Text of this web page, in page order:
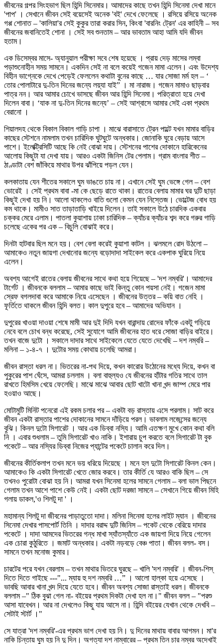
জীবনের গল্পর সিংহভাগ ছিল হিন্দি সিনেমার। আমাদের কাছে তখন হিন্দি সিনেমা দেখা মানে
'পাপ' । সেখানে জীবন সেই বয়েসেই অনেক 'বই' দেখে ফেলেছে । রসিয়ে রসিয়ে অনেক
গপ্প শোনাত – 'কালিয়া'র সেই কুকুর তারা করার সিন, কিংবা 'বারনিং ট্রেন' এর কাহিনী – সব
জীবনের জবানিতেই শোনা । সেই সব শুনতাম – আর ভাবতাম আহা আমি যদি জীবন
হতাম।
এক ডিসেম্বর মাসে- অ্যানুয়াল পরীক্ষা সবে শেষ হয়েছে । প্রায় দেড় মাসের লম্বা
পড়াশুনোহীন সময় সামনে। একদিন সেই না বলে কয়েই গজেন মামা এলেন। এবং উদেশ্য
বিহীন ভাগ্নেকে দেখে পেড়েই ফেললেন কথাটা বুনের কাছে … যার সোজা মর্ম হল – ‘
তোর পোলাটারে দু-তিন দিনের জন্যে লয়্যা যাই” । মা নারাজ। গজেন মামাও ছাড়বার
পাত্র নন। আর আমার চোখে ভাসছে জীবন আর হিন্দি সিনেমা। পরিত্রাতা হয়ে দেখা
দিলেন বাবা। ‘যাক না দু-তিন দিনের জন্যে’ – সেই আশ্বাসে আমার সেই একা প্রথম
বেরানো ।
শিয়ালদহ থেকে বিকাল বিকাল গাড়ি চাপা । মাঝে বারাসাতে ট্রেন পাল্টে যখন মামার বাড়ির
কাছের স্টেশনে নামলাম তখন চারিদিক ঘুটঘুটে অন্ধকার। জোনাকি ঘুরে বেড়ায় আসে
পাশে। ইলেক্ট্রিসিটি আছে কি নেই বোঝা দায়। স্টেশনের পাশের দোকানে হারিকেনের
আলোয় কিছুটা যা দেখা যায়। আরও একটা জিনিস টের পেলাম। গ্রাম বাংলার শীত –
ঠাণ্ডাটা বেশ জাঁকিয়ে মাথার উপর ঝাঁপিয়ে পড়ল যেন।
কলকাতায় যেন শীতের সকালে ঘুম ভাঙতে চায় না। এখানে সেই ঘুম ভেঙ্গে গেল – বেশ
ভোরেই । সেই প্রথম বাবা -মা কে ছেড়ে রাতে থাকা। রাতের বেলায় মামার ঘর দুটি ছাড়া
কিছুই দেখা হয় নি। আলো থাকলেও বাতি গুলো কেমন যেন নিস্তেজ। ভোল্টেজ বোধ হয়
কম থাকে। মামীও সাত তাড়াতাড়ি খাইয়ে দিলেন। তাই সকালে উঠে চারদিক একবার
চক্কর মেরে এলাম। পাতলা কুয়াশায় ঢাকা চারিদিক – ক্যাঁচর ক্যাঁচর শব্দ করে গরুর গাড়ি
চলেছে একের পর এক – বিচুলি বোঝাই করে।
দিনটা হাটবার ছিল মনে হয়। বেশ বেলা করেই কুয়াশা কাটল । ঝলমলে রোদ উঠলো –
আমাকেও নতুন জায়গা দেখানোর জন্যে বড়োদাদা সাইকেল করে একপাক ঘুরিয়ে নিয়ে
এলেন।
অবশ্য আগেই রাতের বেলায় জীবনের সাথে কথা হয়ে গিয়েছে – 'দশ নম্বরি'। আমাদের
টার্গেট । জীবনকে বললাম – আমার কাছে ভাই কিন্তু কোন পয়সা নেই। গজেন মামা
স্রেফ বগলদাবা করে আমাকে নিয়ে এসেছেন । জীবনের উত্তর – কয়ি বাত নেহি ।
ফূর্তিতে থাকলে জীবন হিন্দি বলত। কাল দুপুরে হবে – আমাদের অভিযান ।
দুপুরের খাওয়া দাওয়া শেষে মামী আর দুই দিদি যখন বারান্দায় রোদের ফাঁকে একটু গড়িয়ে
নেবে বলে চোখ বন্ধ করেছে, সেই সুযোগে আমি জীবনের হাত ধরে সোজা বাড়ির বাইরে।
তখন বাজে দুটো । সকালে দাদার সাথে সাইকেলে যেতে যেতে দেখেছি – দশ নম্বরি –
মলিনা – ১-৪-৭ । দুটোর সময় কোথায় চলেছি আমরা।
জীবন রাস্তা ধরল না। ভিতরের না-পথ দিয়ে, কখন কারোর উঠোনের মধ্যে দিয়ে, কখন বা
পুকুরের পাশ ঘেঁসে, আমরা চললাম । বলা বাহুল্যও যে জীবনের হাঁটার গতির সাথে তাল
রাখতে হিমসিম খেয়ে ফেলেছি। মাঝে মাঝে আবার ছোট খাটো খানা খন্দ জাম্প মেরে পার
হওয়াও আছে।
মোটামুটি মিনিট পনেরো এই রকম চলার পর – একটা বড় রাস্তায় এসে পরলাম। সাট করে
জীবন একটা রাস্তার পাশের দোকানের সামনে দাঁড়িয়ে পরল। ভাবলাম লজেন্সের জন্যে
বুঝি। কিনল দুটো সিগারেট । আর এক ডিব্বা নস্যি। আমি এতক্ষণ মুখে কোন কথা বলি
নি । এবার শুধলাম – তুমি সিগারেট খাও নাকি। ইশারায় চুপ করতে বলে সিগারেট টা বুক
পকেটে – আর নস্যির ডিব্বা নিজের প্যান্টের পকেটে চালান করে দিল।
জীবনের কীর্তিকলাপ তখন মনে ভয় ধরিয়ে দিয়েছে । মনে হল দুটো সিগারেট কিনল কেন।
আমাকেও কি একটা সিগারেট খেতে জোর করবে। তার কীর্তি যে আরও বাকি ছিল – সে
তখনও পুরোটা বোঝা হয় নি। আমরা যখন সিনেমা হলের সামনে গেলাম – বলা ভাল পিছনে
গেলাম তখন আশে পাশে কেউ নেই। একটা ছোট দরজা সামনে – সেখানে গিয়ে জীবন মিহি
গলায় ডাকল,'ও শিলটু দা ' ।
মহামান্য শিলটু দা জীবনের পাড়াতুতো দাদা। মলিনা সিনেমা হলের লাইট ম্যান । জীবনের
সিনেমা দেখার পাসপোর্ট তিনি । দাদার বরাদ্দ দুটি জিনিস – পকেট থেকে বেরিয়ে দাদার
পকেটে । দাদা আমদের ভিতরের গন্ধ মাখা স্যাঁতস্যাঁতে এক জায়গা দিয়ে নিয়ে গেলেন
এক চোরা কুঠুরিতে । জমাট অন্ধকার। একটা নড়বড়ে বেঞ্চ পাতা। জীবন বলল- বস।
সামনে তখন মনোজ কুমার।
চারটের পরে যখন বেরলাম – তখন মাথার ভিতরে ঘুরছে – খালি 'দশ নম্বরি' । জীবন-শিস্‌
দিতে দিতে গাইছে ---"... ম্যায় হু দশ নম্বরি …” । আলো হাল্কা হয়ে এসেছে ।
ভাবছি আবার খানা খন্দ দিয়ে যেতে হবে। জীবন অবশ্য সোজা রাস্তাই ধরল। জীবনকে
বললাম –" ঠিক বুঝা গেল না- বইয়ের প্রথম দিকটা দেখা হল না।" জীবন বলল – "পরশু
আসা যাবেখন। আর না দেখলেও কিছু যায় আসে না। হিন্দি বইয়ের যেখান থেকে দেখবি –
সেটাই স্টার্ট ।"
সে যাত্রা 'দশ নম্বরি'-এর প্রথম ভাগ দেখা হয় নি। দু দিনের মাথায় বাবার আগমন। মা'র
নাকি চিন্তায় ঘুম হয় নি দু দিন। অগত্যা দশ নাম্বারের – প্রথম তিন চার নম্বর অদেখাই